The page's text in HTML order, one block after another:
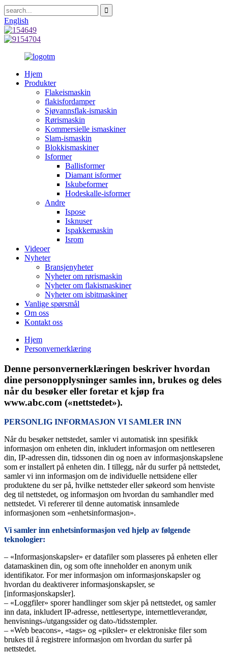
English
Hjem
Produkter
Flakeismaskin
flakisfordamper
Sjøvannsflak-ismaskin
Rørismaskin
Kommersielle ismaskiner
Slam-ismaskin
Blokkismaskiner
Isformer
Ballisformer
Diamant isformer
Iskubeformer
Hodeskalle-isformer
Andre
Ispose
Isknuser
Ispakkemaskin
Isrom
Videoer
Nyheter
Bransjenyheter
Nyheter om rørismaskin
Nyheter om flakismaskiner
Nyheter om isbitmaskiner
Vanlige spørsmål
Om oss
Kontakt oss
Hjem
Personvernerklæring
Denne personvernerklæringen beskriver hvordan
dine personopplysninger samles inn, brukes og deles
når du besøker eller foretar et kjøp fra
www.abc.com («nettstedet»).
PERSONLIG INFORMASJON VI SAMLER INN
Når du besøker nettstedet, samler vi automatisk inn spesifikk
informasjon om enheten din, inkludert informasjon om nettleseren
din, IP-adressen din, tidssonen din og noen av informasjonskapslene
som er installert på enheten din. I tillegg, når du surfer på nettstedet,
samler vi inn informasjon om de individuelle nettsidene eller
produktene du ser på, hvilke nettsteder eller søkeord som henviste
deg til nettstedet, og informasjon om hvordan du samhandler med
nettstedet. Vi refererer til denne automatisk innsamlede
informasjonen som «enhetsinformasjon».
Vi samler inn enhetsinformasjon ved hjelp av følgende
teknologier:
– «Informasjonskapsler» er datafiler som plasseres på enheten eller
datamaskinen din, og som ofte inneholder en anonym unik
identifikator. For mer informasjon om informasjonskapsler og
hvordan du deaktiverer informasjonskapsler, se
[informasjonskapsler].
– «Loggfiler» sporer handlinger som skjer på nettstedet, og samler
inn data, inkludert IP-adresse, nettlesertype, internettleverandør,
henvisnings-/utgangssider og dato-/tidsstempler.
– «Web beacons», «tags» og «piksler» er elektroniske filer som
brukes til å registrere informasjon om hvordan du surfer på
nettstedet.